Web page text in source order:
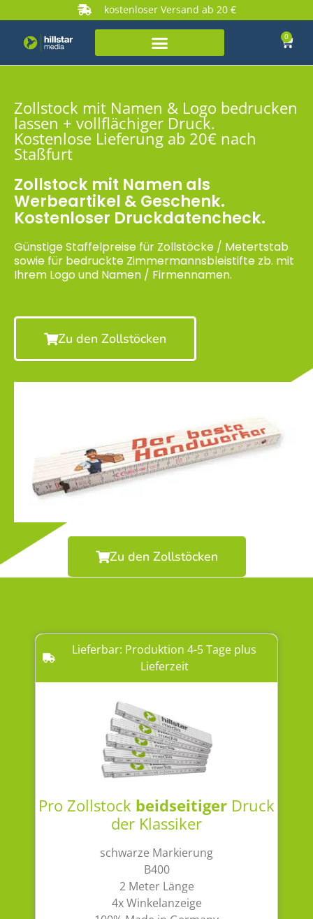
kostenloser Versand ab 20 €
0
Zollstock mit Namen & Logo bedrucken
lassen + vollflächiger Druck.
Kostenlose Lieferung ab 20€ nach
Staßfurt
Zollstock mit Namen als
Werbeartikel & Geschenk.
Kostenloser Druckdatencheck.
Günstige Staffelpreise für Zollstöcke / Metertstab
sowie für bedruckte Zimmermannsbleistifte zb. mit
Ihrem Logo und Namen / Firmennamen.
Zu den Zollstöcken
Zu den Zollstöcken
Lieferbar: Produktion 4-5 Tage plus
Lieferzeit
Pro Zollstock beidseitiger Druck
der Klassiker
schwarze Markierung
B400
2 Meter Länge
4x Winkelanzeige